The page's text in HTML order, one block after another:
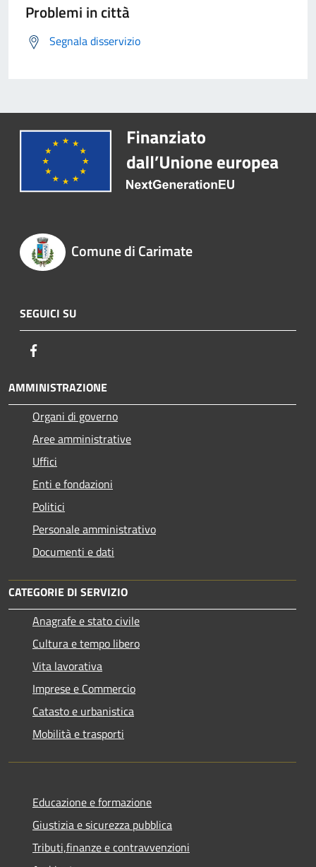
Problemi in città
Segnala disservizio
Comune di Carimate
SEGUICI SU
AMMINISTRAZIONE
Organi di governo
Aree amministrative
Uffici
Enti e fondazioni
Politici
Personale amministrativo
Documenti e dati
CATEGORIE DI SERVIZIO
Anagrafe e stato civile
Cultura e tempo libero
Vita lavorativa
Imprese e Commercio
Catasto e urbanistica
Mobilità e trasporti
Educazione e formazione
Giustizia e sicurezza pubblica
Tributi,finanze e contravvenzioni